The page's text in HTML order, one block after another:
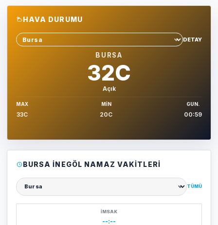
HAVA DURUMU
Sehir sec
DETAY
BURSA
32C
Açık
MAX
33C
MIN
20C
GUN.
00:59
BURSA İNEGÖL NAMAZ VAKITLERI
Şehir seçin
TÜMÜ
İMSAK
--:--